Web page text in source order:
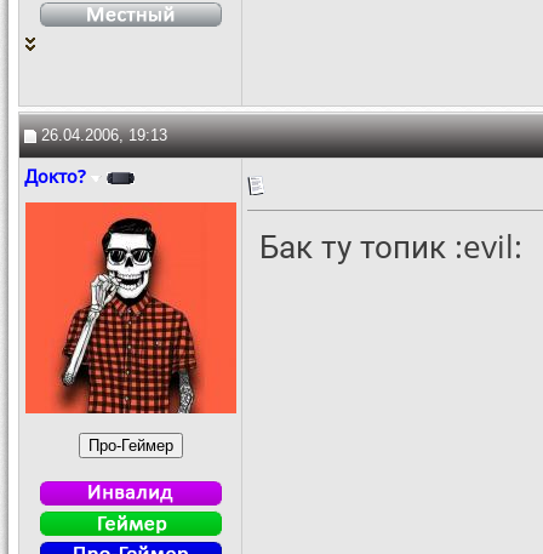
26.04.2006, 19:13
Докто?
Бак ту топик :evil: